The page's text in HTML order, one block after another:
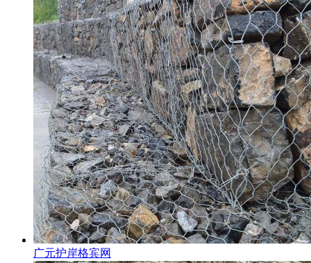
广元护岸格宾网